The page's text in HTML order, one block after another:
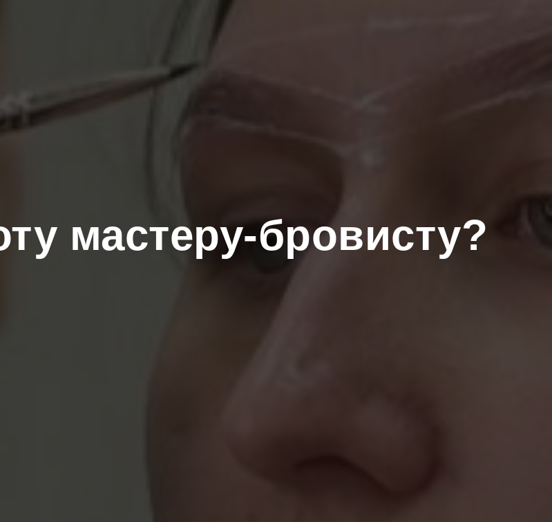
мастеру-бровисту?